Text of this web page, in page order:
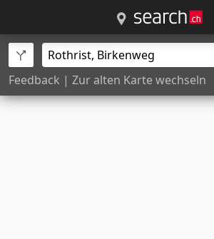
Feedback | Zur alten Karte wechseln